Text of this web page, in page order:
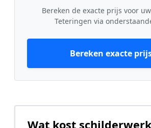
Bereken de exacte prijs voor
Teteringen via
Bereken exacte
Wat kost